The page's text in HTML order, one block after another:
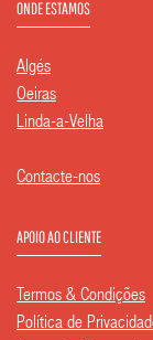
ONDE ESTAMOS
Algés
Oeiras
Linda-a-Velha
Contacte-nos
APOIO AO CLIENTE
Termos & Condições
Política de